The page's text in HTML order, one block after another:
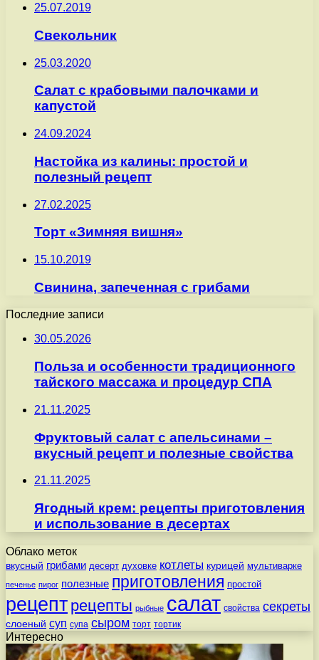
25.07.2019
Свекольник
25.03.2020
Салат с крабовыми палочками и
капустой
24.09.2024
Настойка из калины: простой и
полезный рецепт
27.02.2025
Торт «Зимняя вишня»
15.10.2019
Свинина, запеченная с грибами
Последние записи
30.05.2026
Польза и особенности традиционного
тайского массажа и процедур СПА
21.11.2025
Фруктовый салат с апельсинами –
вкусный рецепт и полезные свойства
21.11.2025
Ягодный крем: рецепты приготовления
и использование в десертах
Облако меток
вкусный грибами десерт духовке котлеты курицей мультиварке
печенье пирог полезные приготовления простой
рецепт рецепты рыбные салат свойства секреты
слоеный суп супа сыром торт тортик
Интересно